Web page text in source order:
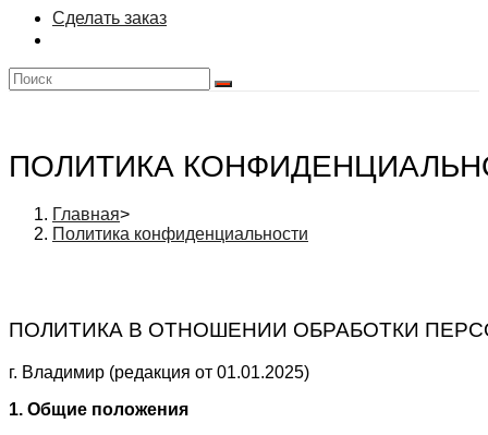
Сделать заказ
ПОЛИТИКА
Главная>
Политика конфиденциальности
ПОЛИТИКА В ОТНОШЕНИИ ОБРАБОТКИ
г. Владимир (редакция от 01.01.2025)
1. Общие положения